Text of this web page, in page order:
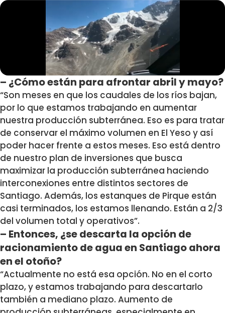
– ¿Cómo están para afrontar abril y mayo?
“Son meses en que los caudales de los ríos bajan,
por lo que estamos trabajando en aumentar
nuestra producción subterránea. Eso es para tratar
de conservar el máximo volumen en El Yeso y así
poder hacer frente a estos meses. Eso está dentro
de nuestro plan de inversiones que busca
maximizar la producción subterránea haciendo
interconexiones entre distintos sectores de
Santiago. Además, los estanques de Pirque están
casi terminados, los estamos llenando. Están a 2/3
del volumen total y operativos”.
– Entonces, ¿se descarta la opción de
racionamiento de agua en Santiago ahora
en el otoño?
“Actualmente no está esa opción. No en el corto
plazo, y estamos trabajando para descartarlo
también a mediano plazo. Aumento de